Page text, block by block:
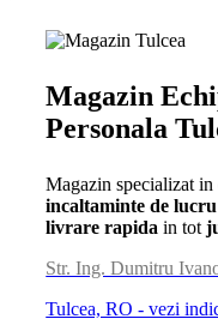
Magazin
Personala
Magazin specializat in
incaltaminte de lucru
livrare rapida in tot
Str. Ing. Dumitru
Tulcea, RO - vezi